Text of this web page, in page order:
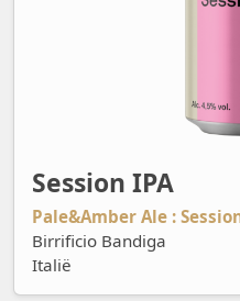
Session IPA
Pale&Amber Ale :
Birrificio Bandiga
Italië